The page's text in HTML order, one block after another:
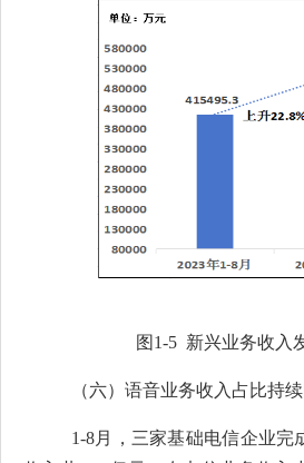
图 1-5 新兴业务收入
（六） 语音业务收入占比持
1-8月
，三家基础电信企业